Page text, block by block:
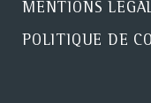
MENTIONS
POLITIQUE DE